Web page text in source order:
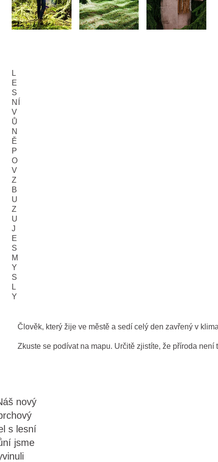
L
E
S
NÍ
V
Ů
N
Ě
P
O
V
Z
B
U
Z
U
J
E
S
M
Y
S
L
Y
Člověk, který žije ve městě a sedí celý den zavřený v
Zkuste se podívat na mapu. Určitě zjistíte, že příroda
nový
s lesní
jsme